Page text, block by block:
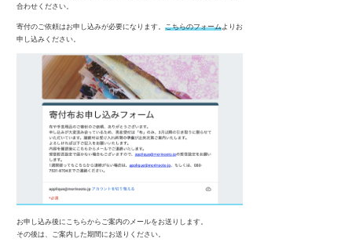
合わせください。
寄付のご依頼はお申し込みが必要になります。 こちらのフォームよりお
申し込みください。
お申し込み後にこちらからご案内のメールをお送りします。
その後は、ご案内した期間にお送りください。